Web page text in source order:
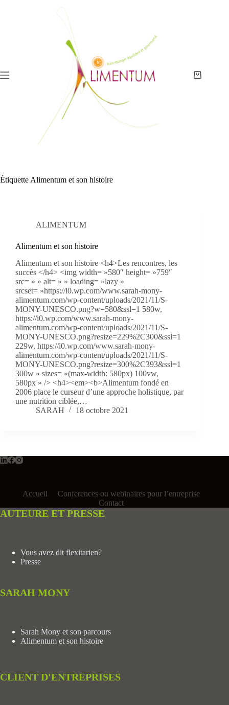
Panier
Étiquette Alimentum et son histoire
ALIMENTUM
Alimentum et son histoire
Alimentum et son histoire <h4>Les rencontres, les
succès </h4> <img width= »580″ height= »759″
src= » » alt= » » loading= »lazy »
srcset= »https://i0.wp.com/www.sarah-mony-
alimentum.com/wp-content/uploads/2021/11/S-
MONY-UNESCO.png?w=580&ssl=1 580w,
https://i0.wp.com/www.sarah-mony-
alimentum.com/wp-content/uploads/2021/11/S-
MONY-UNESCO.png?resize=229%2C300&ssl=1
229w, https://i0.wp.com/www.sarah-mony-
alimentum.com/wp-content/uploads/2021/11/S-
MONY-UNESCO.png?resize=300%2C393&ssl=1
300w » sizes= »(max-width: 580px) 100vw,
580px » /> <h4><em><b>Alimentum fondé en
2006 place le curseur d’une approche holistique, par
une nutrition ciblée,…
SARAH
18 octobre 2021
Accueil
Conferences ou webinaires pour l’entreprise
Contact
AUTEURE ET PRESSE
Vous avez dit flexitarien?
Presse
SARAH MONY
Sarah Mony et son parcours
Alimentum et son histoire
CLIENT D'ENTREPRISES